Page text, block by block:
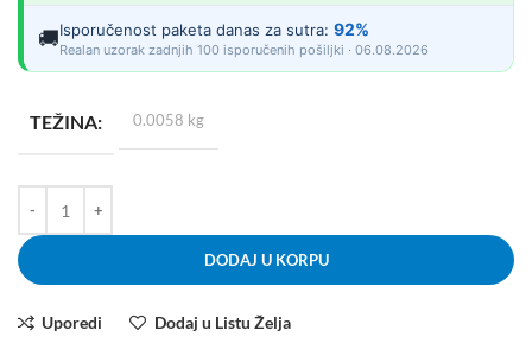
🚚Isporučenost paketa danas za sutra: 92%
Realan uzorak zadnjih 100 isporučenih pošiljki · 06.08.2026
TEŽINA 0.0058 kg
DODAJ U KORPU
Uporedi Dodaj u Listu Želja